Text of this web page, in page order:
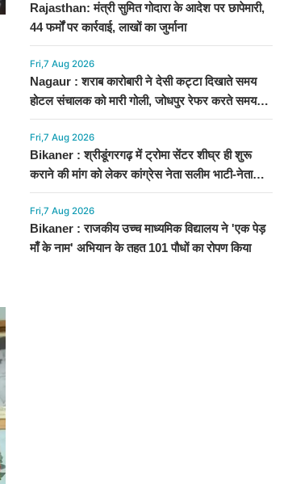
Rajasthan: मंत्री सुमित गोदारा के आदेश पर छापेमारी,
44 फर्मों पर कार्रवाई, लाखों का जुर्माना
Fri,7 Aug 2026
Nagaur : शराब कारोबारी ने देसी कट्टा दिखाते समय
होटल संचालक को मारी गोली, जोधपुर रेफर करते समय
एंबुलेंस पलटी, मौत
Fri,7 Aug 2026
Bikaner : श्रीडूंगरगढ़ में ट्रोमा सेंटर शीघ्र ही शुरू
कराने की मांग को लेकर कांग्रेस नेता सलीम भाटी-नेता
नित्यानंद पारीक ने ज्ञापन सौंपा
Fri,7 Aug 2026
Bikaner : राजकीय उच्च माध्यमिक विद्यालय ने 'एक पेड़
माँ के नाम' अभियान के तहत 101 पौधों का रोपण किया